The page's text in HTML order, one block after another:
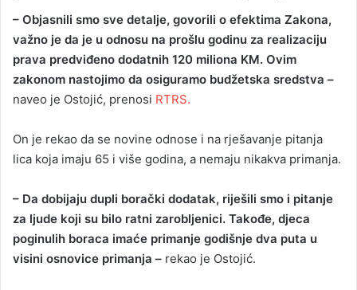
– Objasnili smo sve detalje, govorili o efektima Zakona,
važno je da je u odnosu na prošlu godinu za realizaciju
prava predviđeno dodatnih 120 miliona KM. Ovim
zakonom nastojimo da osiguramo budžetska sredstva –
naveo je Ostojić, prenosi RTRS.
On je rekao da se novine odnose i na rješavanje pitanja
lica koja imaju 65 i više godina, a nemaju nikakva primanja.
– Da dobijaju dupli borački dodatak, riješili smo i pitanje
za ljude koji su bilo ratni zarobljenici. Takođe, djeca
poginulih boraca imaće primanje godišnje dva puta u
visini osnovice primanja – rekao je Ostojić.